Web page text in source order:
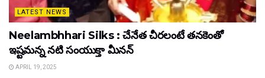
LATEST NEWS
Neelambhhari Silks : చేనేత చీరలంటే తనకెంతో
ఇష్టమన్న నటి సంయుక్తా మీనన్‌
APRIL 19, 2025